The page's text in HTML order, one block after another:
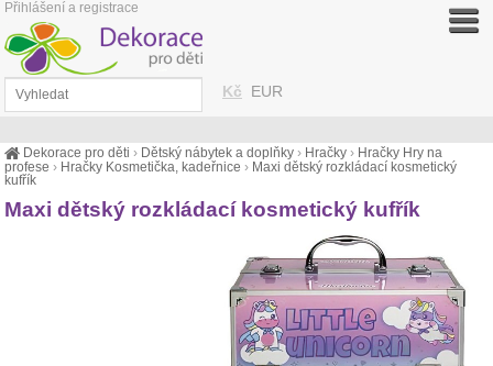
Dekorace pro děti › Dětský nábytek a doplňky › Hračky › Hračky Hry na
profese › Hračky Kosmetička, kadeřnice › Maxi dětský rozkládací kosmetický
kufřík
Maxi dětský rozkládací kosmetický kufřík
Kč EUR
Přihlášení a registrace